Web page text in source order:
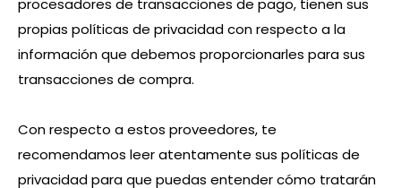
procesadores de transacciones de pago, tienen sus
propias políticas de privacidad con respecto a la
información que debemos proporcionarles para sus
transacciones de compra.
Con respecto a estos proveedores, te
recomendamos leer atentamente sus políticas de
privacidad para que puedas entender cómo tratarán